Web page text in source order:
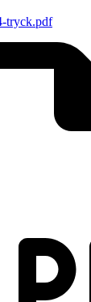
tryck.pdf